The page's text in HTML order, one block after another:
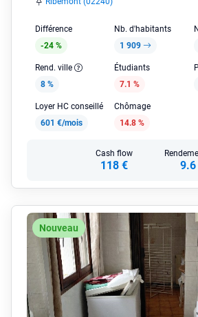
Différence
-24 %
Nb. d'habitants
1 909
Rend. ville
8 %
Étudiants
7.1 %
Loyer HC conseillé
601 €/mois
Chômage
14.8 %
Cash flow
118 € 9.6
Nouveau